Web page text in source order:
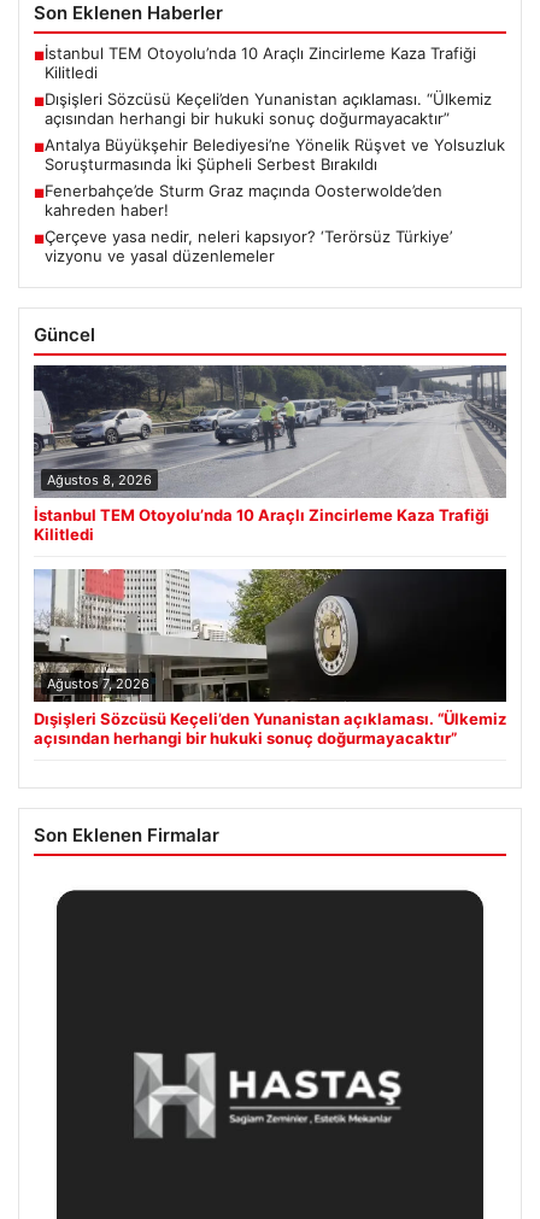
Son Eklenen Haberler
■İstanbul TEM Otoyolu’nda 10 Araçlı Zincirleme Kaza Trafiği
Kilitledi
■Dışişleri Sözcüsü Keçeli’den Yunanistan açıklaması. “Ülkemiz
açısından herhangi bir hukuki sonuç doğurmayacaktır”
■Antalya Büyükşehir Belediyesi’ne Yönelik Rüşvet ve Yolsuzluk
Soruşturmasında İki Şüpheli Serbest Bırakıldı
■Fenerbahçe’de Sturm Graz maçında Oosterwolde’den
kahreden haber!
■Çerçeve yasa nedir, neleri kapsıyor? ‘Terörsüz Türkiye’
vizyonu ve yasal düzenlemeler
Güncel
Ağustos 8, 2026
İstanbul TEM Otoyolu’nda 10 Araçlı Zincirleme Kaza Trafiği
Kilitledi
Ağustos 7, 2026
Dışişleri Sözcüsü Keçeli’den Yunanistan açıklaması. “Ülkemiz
açısından herhangi bir hukuki sonuç doğurmayacaktır”
Son Eklenen Firmalar